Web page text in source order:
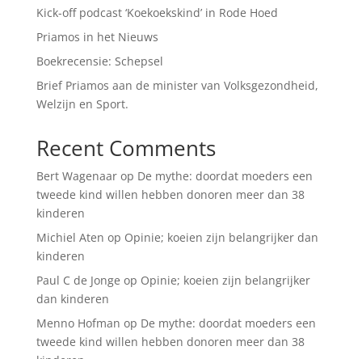
Kick-off podcast ‘Koekoekskind’ in Rode Hoed
Priamos in het Nieuws
Boekrecensie: Schepsel
Brief Priamos aan de minister van Volksgezondheid,
Welzijn en Sport.
Recent Comments
Bert Wagenaarop De mythe: doordat moeders een
tweede kind willen hebben donoren meer dan 38
kinderen
Michiel Aten op Opinie; koeien zijn belangrijker dan
kinderen
Paul C de Jonge op Opinie; koeien zijn belangrijker
dan kinderen
Menno Hofman op De mythe: doordat moeders een
tweede kind willen hebben donoren meer dan 38